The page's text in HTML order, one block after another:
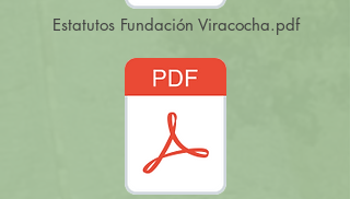
Estatutos Fundación Viracocha.pdf